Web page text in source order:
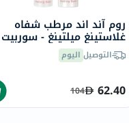
روم آند اند مرطب شفاه
غلاستينغ ميلتينغ - سوربيت
بالم /03، 3.5 جرامالتوصيل اليوم
62.40
104